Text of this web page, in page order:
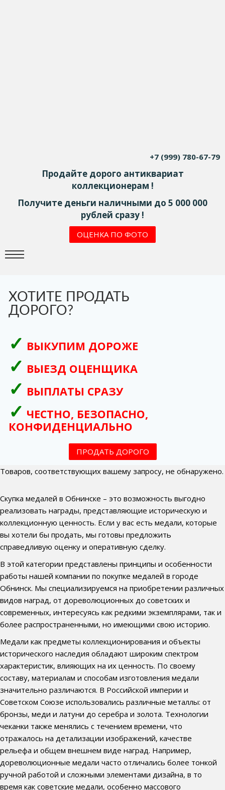
+7 (999) 780-67-79
Продайте дорого антиквариат
коллекционерам !
Получите деньги наличными до 5 000 000
рублей сразу !
ОЦЕНКА ПО ФОТО
ХОТИТЕ ПРОДАТЬ
ДОРОГО?
ВЫКУПИМ ДОРОЖЕ
ВЫЕЗД ОЦЕНЩИКА
ВЫПЛАТЫ СРАЗУ
ЧЕСТНО, БЕЗОПАСНО,
КОНФИДЕНЦИАЛЬНО
ПРОДАТЬ ДОРОГО
Товаров, соответствующих вашему запросу, не обнаружено.
Скупка медалей в Обнинске – это возможность выгодно
реализовать награды, представляющие историческую и
коллекционную ценность. Если у вас есть медали, которые
вы хотели бы продать, мы готовы предложить
справедливую оценку и оперативную сделку.
В этой категории представлены принципы и особенности
работы нашей компании по покупке медалей в городе
Обнинск. Мы специализируемся на приобретении различных
видов наград, от дореволюционных до советских и
современных, интересуясь как редкими экземплярами, так и
более распространенными, но имеющими свою историю.
Медали как предметы коллекционирования и объекты
исторического наследия обладают широким спектром
характеристик, влияющих на их ценность. По своему
составу, материалам и способам изготовления медали
значительно различаются. В Российской империи и
Советском Союзе использовались различные металлы: от
бронзы, меди и латуни до серебра и золота. Технологии
чеканки также менялись с течением времени, что
отражалось на детализации изображений, качестве
рельефа и общем внешнем виде наград. Например,
дореволюционные медали часто отличались более тонкой
ручной работой и сложными элементами дизайна, в то
время как советские медали, особенно массового